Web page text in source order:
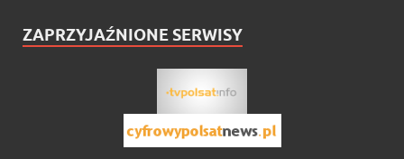
ZAPRZYJAŹNIONE SERWISY